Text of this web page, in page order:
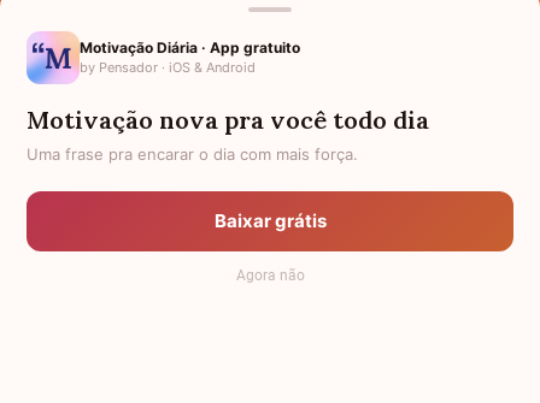
Nomes pelo Mundo
Política de Privacidade
Anuncie
Termos de Uso
Motivação Diária · App gratuito
by Pensador · iOS & Android
Motivação nova pra você todo dia
Uma frase pra encarar o dia com mais força.
Baixar grátis
Agora não